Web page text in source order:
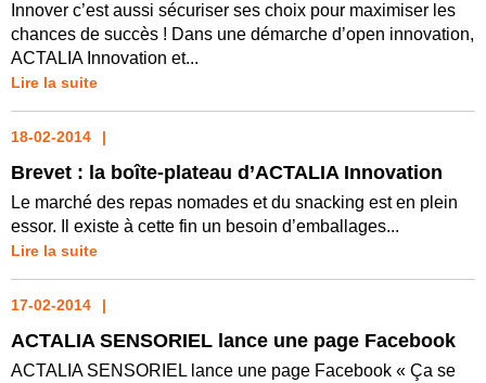
Innover c’est aussi sécuriser ses choix pour maximiser les
chances de succès ! Dans une démarche d’open innovation,
ACTALIA Innovation et...
Lire la suite
18-02-2014
Brevet : la boîte-plateau d’ACTALIA Innovation
Le marché des repas nomades et du snacking est en plein
essor. Il existe à cette fin un besoin d’emballages...
Lire la suite
17-02-2014
ACTALIA SENSORIEL lance une page Facebook
ACTALIA SENSORIEL lance une page Facebook « Ça se